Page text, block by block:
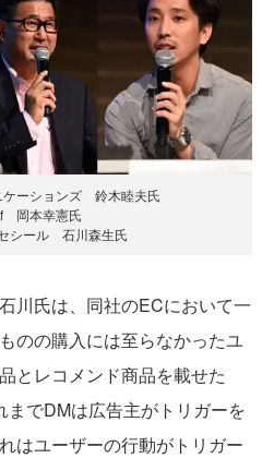
ケーションズ 鈴木睦夫氏
岡本幸憲氏
シール 石川森生氏
川氏は、同社のECにおいて一
のの購入には至らなかったユ
とレコメンド商品を載せた
でDMは広告主がトリガーを
はユーザーの行動がトリガー